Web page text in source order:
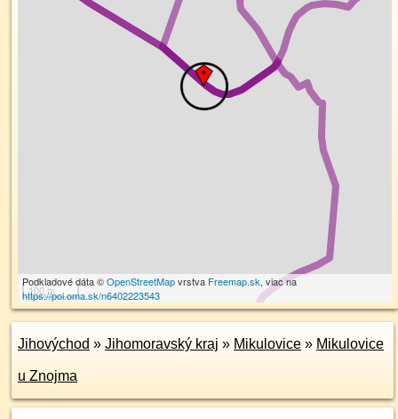
100 m
Podkladové dáta ©OpenStreetMapvrstva Freemap.sk, viac na
https://poi.oma.sk/n6402223543
Jihovýchod » Jihomoravský kraj » Mikulovice » Mikulovice
u Znojma